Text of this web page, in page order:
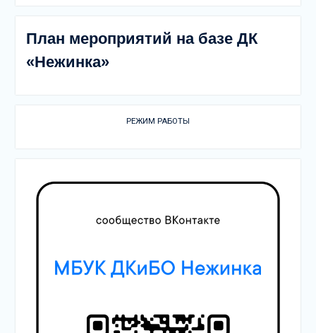
План мероприятий на базе ДК
«Нежинка»
РЕЖИМ РАБОТЫ